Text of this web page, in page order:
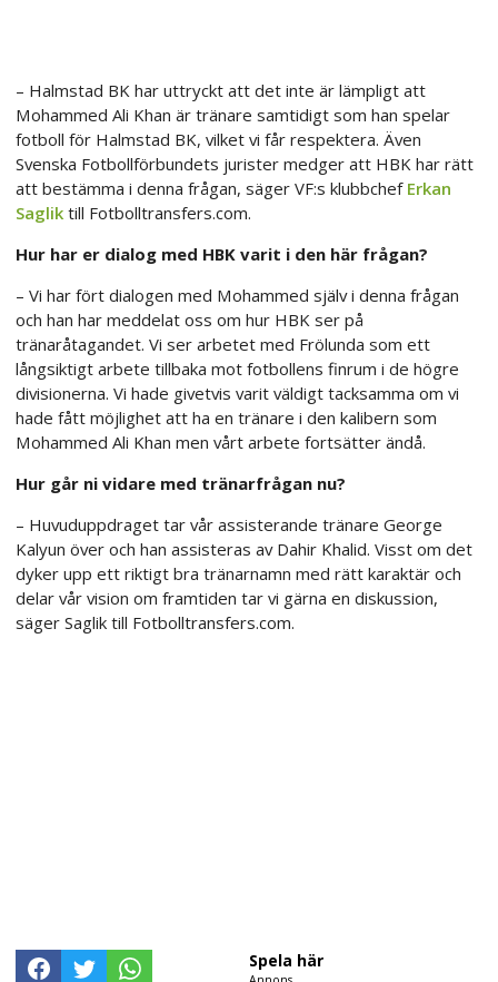
– Halmstad BK har uttryckt att det inte är lämpligt att
Mohammed Ali Khan är tränare samtidigt som han spelar
fotboll för Halmstad BK, vilket vi får respektera. Även
Svenska Fotbollförbundets jurister medger att HBK har rätt
att bestämma i denna frågan, säger VF:s klubbchef Erkan
Saglik till Fotbolltransfers.com.
Hur har er dialog med HBK varit i den här frågan?
– Vi har fört dialogen med Mohammed själv i denna frågan
och han har meddelat oss om hur HBK ser på
tränaråtagandet. Vi ser arbetet med Frölunda som ett
långsiktigt arbete tillbaka mot fotbollens finrum i de högre
divisionerna. Vi hade givetvis varit väldigt tacksamma om vi
hade fått möjlighet att ha en tränare i den kalibern som
Mohammed Ali Khan men vårt arbete fortsätter ändå.
Hur går ni vidare med tränarfrågan nu?
– Huvuduppdraget tar vår assisterande tränare George
Kalyun över och han assisteras av Dahir Khalid. Visst om det
dyker upp ett riktigt bra tränarnamn med rätt karaktär och
delar vår vision om framtiden tar vi gärna en diskussion,
säger Saglik till Fotbolltransfers.com.
Spela här